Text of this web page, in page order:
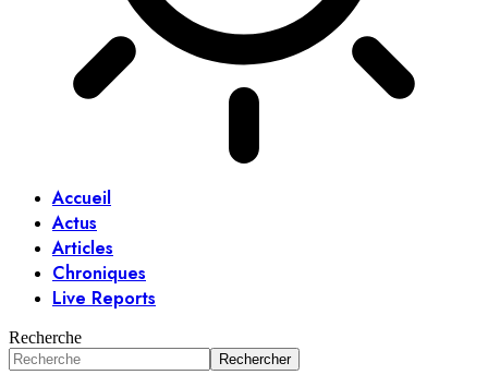
Accueil
Actus
Articles
Chroniques
Live Reports
Recherche